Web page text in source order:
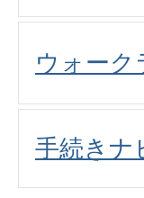
ウォーク
手続きナ